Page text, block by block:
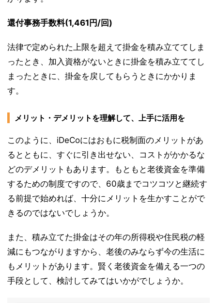
還付事務手数料(1,461円/回)
法律で定められた上限を超えて掛金を積み立ててしま
ったとき、加入資格がないときに掛金を積み立ててし
まったときに、掛金を戻してもらうときにかかりま
す。
メリット・デメリットを理解して、上手に活用を
このように、iDeCoにはおもに税制面のメリットがあ
るとともに、すぐに引き出せない、コストがかかるな
どのデメリットもあります。もともと老後資金を準備
するための制度ですので、60歳までコツコツと継続す
る前提で始めれば、十分にメリットを生かすことがで
きるのではないでしょうか。
また、積み立てた掛金はその年の所得税や住民税の軽
減にもつながりますから、老後のみならず今の生活に
もメリットがあります。賢く老後資金を備える一つの
手段として、検討してみてはいかがでしょうか。